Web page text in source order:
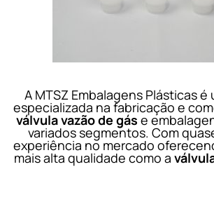
A MTSZ Embalagens Plásticas é
especializada na fabricação e
válvula vazão de gás e
variados segmentos. Com
experiência no mercado
mais alta qualidade como a